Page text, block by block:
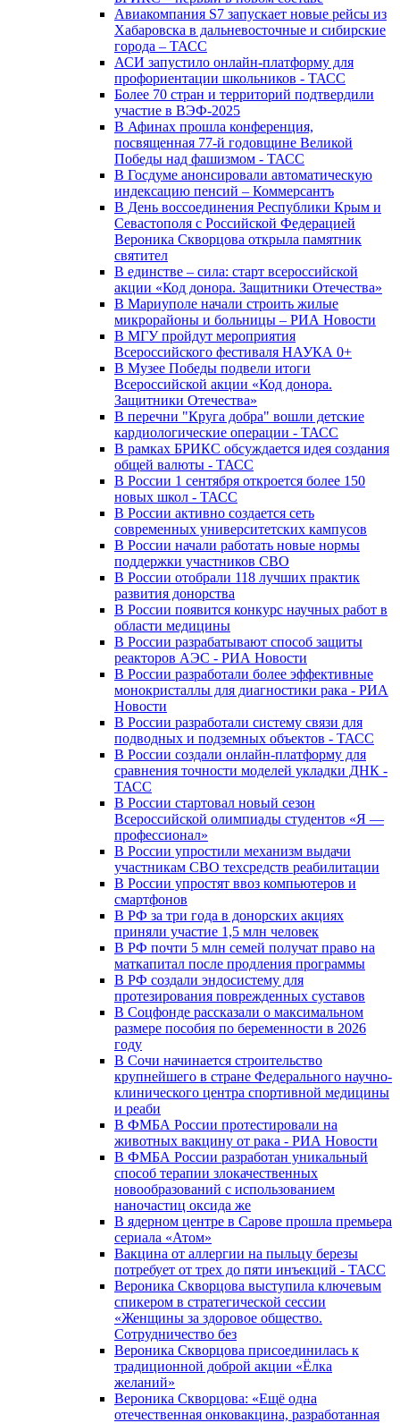
Авиакомпания S7 запускает новые рейсы из
Хабаровска в дальневосточные и сибирские
города – ТАСС
АСИ запустило онлайн-платформу для
профориентации школьников - ТАСС
Более 70 стран и территорий подтвердили
участие в ВЭФ-2025
В Афинах прошла конференция,
посвященная 77-й годовщине Великой
Победы над фашизмом - ТАСС
В Госдуме анонсировали автоматическую
индексацию пенсий – Коммерсантъ
В День воссоединения Республики Крым и
Севастополя с Российской Федерацией
Вероника Скворцова открыла памятник
святител
В единстве – сила: старт всероссийской
акции «Код донора. Защитники Отечества»
В Мариуполе начали строить жилые
микрорайоны и больницы – РИА Новости
В МГУ пройдут мероприятия
Всероссийского фестиваля НАУКА 0+
В Музее Победы подвели итоги
Всероссийской акции «Код донора.
Защитники Отечества»
В перечни "Круга добра" вошли детские
кардиологические операции - ТАСС
В рамках БРИКС обсуждается идея создания
общей валюты - ТАСС
В России 1 сентября откроется более 150
новых школ - ТАСС
В России активно создается сеть
современных университетских кампусов
В России начали работать новые нормы
поддержки участников СВО
В России отобрали 118 лучших практик
развития донорства
В России появится конкурс научных работ в
области медицины
В России разрабатывают способ защиты
реакторов АЭС - РИА Новости
В России разработали более эффективные
монокристаллы для диагностики рака - РИА
Новости
В России разработали систему связи для
подводных и подземных объектов - ТАСС
В России создали онлайн-платформу для
сравнения точности моделей укладки ДНК -
ТАСС
В России стартовал новый сезон
Всероссийской олимпиады студентов «Я —
профессионал»
В России упростили механизм выдачи
участникам СВО техсредств реабилитации
В России упростят ввоз компьютеров и
смартфонов
В РФ за три года в донорских акциях
приняли участие 1,5 млн человек
В РФ почти 5 млн семей получат право на
маткапитал после продления программы
В РФ создали эндосистему для
протезирования поврежденных суставов
В Соцфонде рассказали о максимальном
размере пособия по беременности в 2026
году
В Сочи начинается строительство
крупнейшего в стране Федерального научно-
клинического центра спортивной медицины
и реаби
В ФМБА России протестировали на
животных вакцину от рака - РИА Новости
В ФМБА России разработан уникальный
способ терапии злокачественных
новообразований с использованием
наночастиц оксида же
В ядерном центре в Сарове прошла премьера
сериала «Атом»
Вакцина от аллергии на пыльцу березы
потребует от трех до пяти инъекций - ТАСС
Вероника Скворцова выступила ключевым
спикером в стратегической сессии
«Женщины за здоровое общество.
Сотрудничество без
Вероника Скворцова присоединилась к
традиционной доброй акции «Ёлка
желаний»
Вероника Скворцова: «Ещё одна
отечественная онковакцина, разработанная